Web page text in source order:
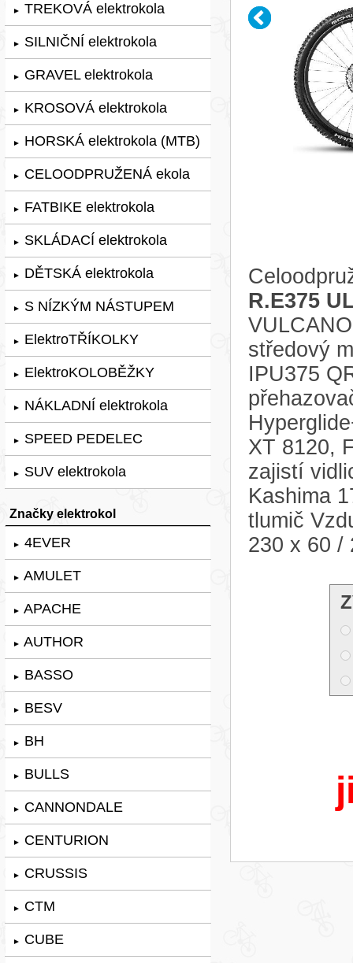
► TREKOVÁ elektrokola
► SILNIČNÍ elektrokola
► GRAVEL elektrokola
► KROSOVÁ elektrokola
► HORSKÁ elektrokola (MTB)
► CELOODPRUŽENÁ ekola
► FATBIKE elektrokola
► SKLÁDACÍ elektrokola
► DĚTSKÁ elektrokola
► S NÍZKÝM NÁSTUPEM
► ElektroTŘÍKOLKY
► ElektroKOLOBĚŽKY
► NÁKLADNÍ elektrokola
► SPEED PEDELEC
► SUV elektrokola
Značky elektrokol
► 4EVER
► AMULET
► APACHE
► AUTHOR
► BASSO
► BESV
► BH
► BULLS
► CANNONDALE
► CENTURION
► CRUSSIS
► CTM
► CUBE
R.E375
středový
IPU375
XT 8120,
zajistí
Kashima
tlumič
230 x 60 /